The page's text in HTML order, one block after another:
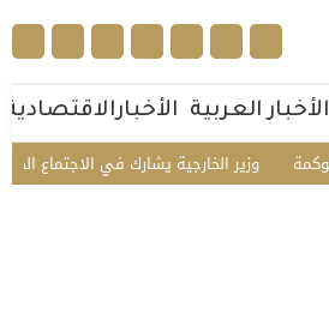
الأخبار العربية الأخبارالاقتصادية
وزير الخارجية يشارك في الاجتماع الخامس